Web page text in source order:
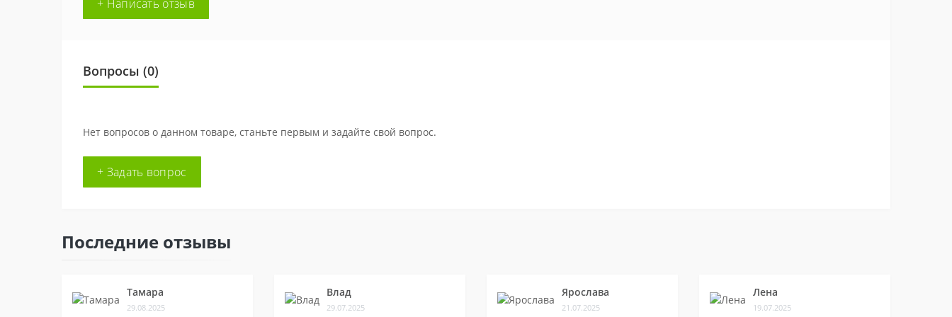
+ Написать отзыв
Вопросы (0)
Нет вопросов о данном товаре, станьте первым и задайте свой вопрос.
+ Задать вопрос
Последние отзывы
Тамара
29.08.2025
Влад
29.07.2025
Ярослава
21.07.2025
Лена
19.07.2025